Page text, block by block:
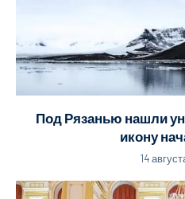
Под Рязанью нашли
икону
14